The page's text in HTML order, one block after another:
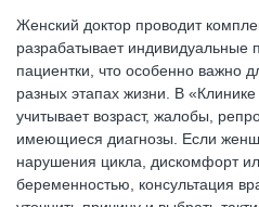
Женский доктор проводит
разрабатывает индивидуальные
пациентки, что особенно важно
разных этапах жизни. В
учитывает возраст, жалобы,
имеющиеся диагнозы. Если
нарушения цикла, дискомфорт
беременностью, консультация